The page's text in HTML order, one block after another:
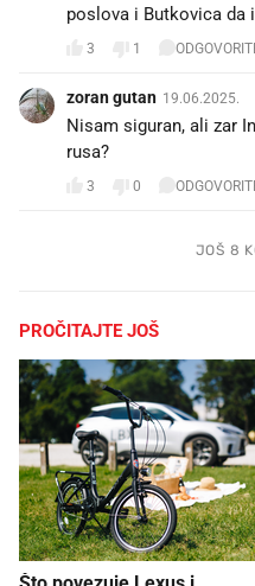
poslova i Butkovica da
3 1
zoran gutan 19.06.2025.
Nisam siguran, ali zar
rusa?
3 0
JOŠ 8
PROČITAJTE JOŠ